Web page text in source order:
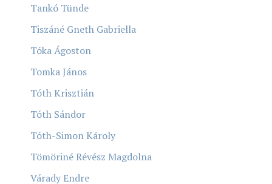
Tankó Tünde
Tiszáné Gneth Gabriella
Tóka Ágoston
Tomka János
Tóth Krisztián
Tóth Sándor
Tóth-Simon Károly
Tömöriné Révész Magdolna
Várady Endre